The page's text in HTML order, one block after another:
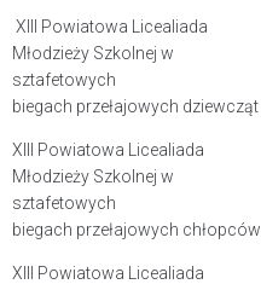
XIII Powiatowa Licealiada
Młodzieży Szkolnej w
sztafetowych
biegach przełajowych dziewcząt
XIII Powiatowa Licealiada
Młodzieży Szkolnej w
sztafetowych
biegach przełajowych chłopców
XIII Powiatowa Licealiada